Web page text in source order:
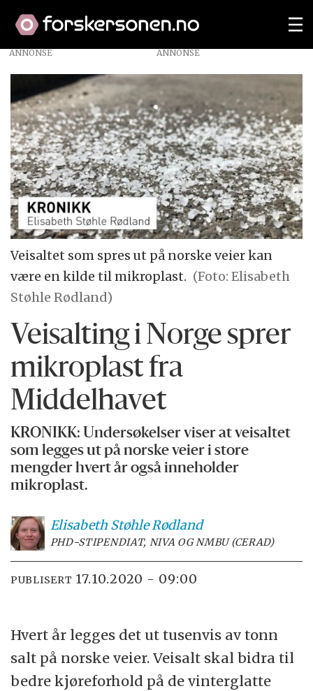
ANNONSE
Veisaltet som spres ut på norske veier kan
være en kilde til mikroplast. (Foto: Elisabeth
Støhle Rødland)
Veisalting i Norge sprer
mikroplast fra
Middelhavet
KRONIKK: Undersøkelser viser at veisaltet
som legges ut på norske veier i store
mengder hvert år også inneholder
mikroplast.
Elisabeth StøhleRødland
PHD-STIPENDIAT, NIVA OG NMBU (CERAD)
PUBLISERT 17.10.2020 - 09:00
Hvert år legges det ut tusenvis av tonn
salt på norske veier. Veisalt skal bidra til
bedre kjøreforhold på de vinterglatte